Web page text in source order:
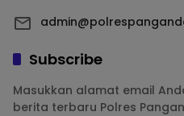
Subscribe
Masukkan alamat email
berita terbaru Polres